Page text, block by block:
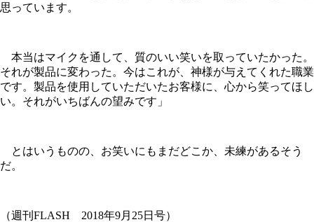
思っています。
本当はマイクを通して、質のいい笑いを取っていたかった。
それが製品に変わった。今はこれが、神様が与えてくれた職業
です。製品を使用していただいたお客様に、心から笑ってほし
い。それがいちばんの望みです」
とはいうものの、お笑いにもまだどこか、未練があるそう
だ。
（週刊FLASH 2018年9月25日号）